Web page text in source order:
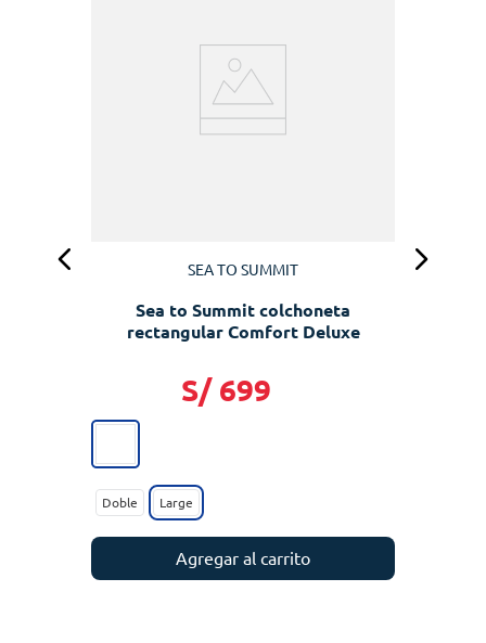
SEA TO SUMMIT
Sea to Summit colchoneta
rectangular Comfort Deluxe
S/ 699
Doble Large
Agregar al carrito